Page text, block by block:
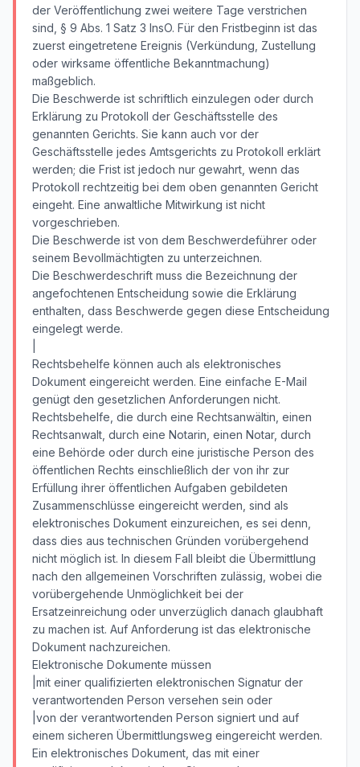
der Veröffentlichung zwei weitere Tage verstrichen
sind, § 9 Abs. 1 Satz 3 InsO. Für den Fristbeginn ist das
zuerst eingetretene Ereignis (Verkündung, Zustellung
oder wirksame öffentliche Bekanntmachung)
maßgeblich.
Die Beschwerde ist schriftlich einzulegen oder durch
Erklärung zu Protokoll der Geschäftsstelle des
genannten Gerichts. Sie kann auch vor der
Geschäftsstelle jedes Amtsgerichts zu Protokoll erklärt
werden; die Frist ist jedoch nur gewahrt, wenn das
Protokoll rechtzeitig bei dem oben genannten Gericht
eingeht. Eine anwaltliche Mitwirkung ist nicht
vorgeschrieben.
Die Beschwerde ist von dem Beschwerdeführer oder
seinem Bevollmächtigten zu unterzeichnen.
Die Beschwerdeschrift muss die Bezeichnung der
angefochtenen Entscheidung sowie die Erklärung
enthalten, dass Beschwerde gegen diese Entscheidung
eingelegt werde.
Rechtsbehelfe können auch als elektronisches
Dokument eingereicht werden. Eine einfache E-Mail
genügt den gesetzlichen Anforderungen nicht.
Rechtsbehelfe, die durch eine Rechtsanwältin, einen
Rechtsanwalt, durch eine Notarin, einen Notar, durch
eine Behörde oder durch eine juristische Person des
öffentlichen Rechts einschließlich der von ihr zur
Erfüllung ihrer öffentlichen Aufgaben gebildeten
Zusammenschlüsse eingereicht werden, sind als
elektronisches Dokument einzureichen, es sei denn,
dass dies aus technischen Gründen vorübergehend
nicht möglich ist. In diesem Fall bleibt die Übermittlung
nach den allgemeinen Vorschriften zulässig, wobei die
vorübergehende Unmöglichkeit bei der
Ersatzeinreichung oder unverzüglich danach glaubhaft
zu machen ist. Auf Anforderung ist das elektronische
Dokument nachzureichen.
Elektronische Dokumente müssen
|mit einer qualifizierten elektronischen Signatur der
verantwortenden Person versehen sein oder
|von der verantwortenden Person signiert und auf
einem sicheren Übermittlungsweg eingereicht werden.
Ein elektronisches Dokument, das mit einer